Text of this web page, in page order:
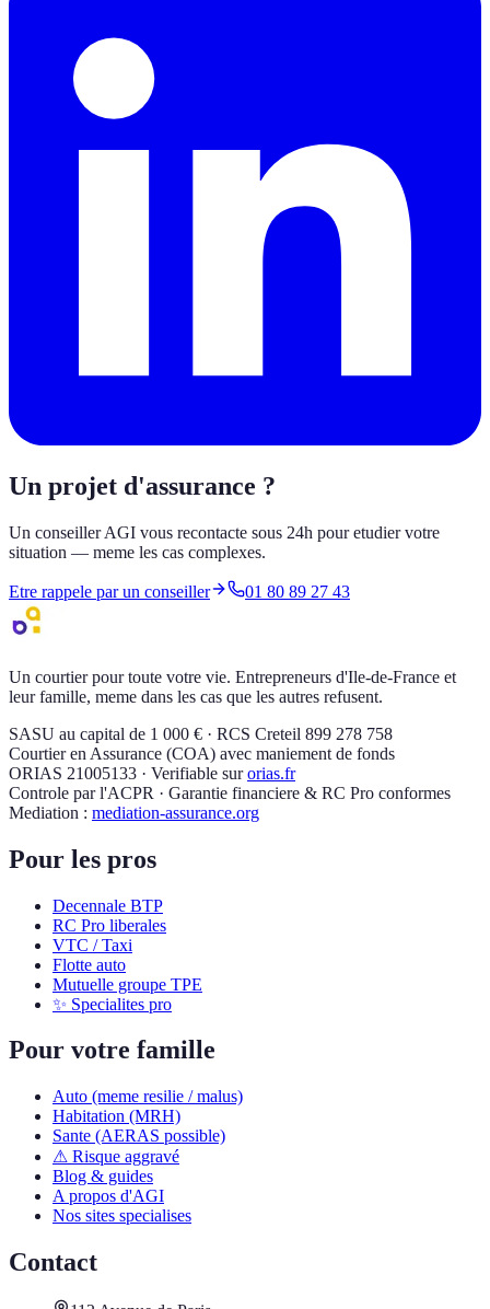
Un projet d'assurance ?
Un conseiller AGI vous recontacte sous 24h pour etudier votre
situation — meme les cas complexes.
Etre rappele par un conseiller 01 80 89 27 43
Un courtier pour toute votre vie. Entrepreneurs d'Ile-de-France et
leur famille, meme dans les cas que les autres refusent.
SASU au capital de 1 000 € · RCS Creteil 899 278 758
Courtier en Assurance (COA) avec maniement de fonds
ORIAS 21005133 · Verifiable sur orias.fr
Controle par l'ACPR · Garantie financiere & RC Pro conformes
Mediation : mediation-assurance.org
Pour les pros
Decennale BTP
RC Pro liberales
VTC / Taxi
Flotte auto
Mutuelle groupe TPE
✨ Specialites pro
Pour votre famille
Auto (meme resilie / malus)
Habitation (MRH)
Sante (AERAS possible)
⚠ Risque aggravé
Blog & guides
A propos d'AGI
Nos sites specialises
Contact